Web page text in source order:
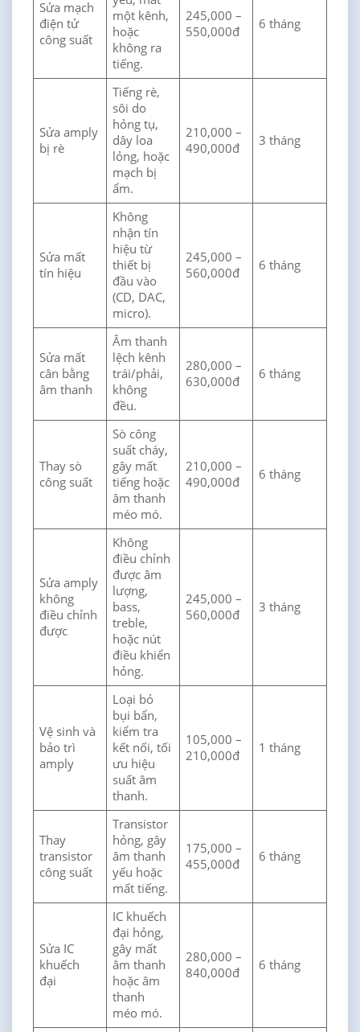
Sửa mạch
điện tử
công suất
một kênh,
hoặc
không ra
tiếng.
245,000 –
550,000đ
6 tháng
Sửa amply
bị rè
Tiếng rè,
sôi do
hỏng tụ,
dây loa
lỏng, hoặc
mạch bị
ẩm.
210,000 –
490,000đ
3 tháng
Sửa mất
tín hiệu
Không
nhận tín
hiệu từ
thiết bị
đầu vào
(CD, DAC,
micro).
245,000 –
560,000đ
6 tháng
Sửa mất
cân bằng
âm thanh
Âm thanh
lệch kênh
trái/phải,
không
đều.
280,000 –
630,000đ
6 tháng
Thay sò
công suất
Sò công
suất cháy,
gây mất
tiếng hoặc
âm thanh
méo mó.
210,000 –
490,000đ
6 tháng
Sửa amply
không
điều chỉnh
được
Không
điều chỉnh
được âm
lượng,
bass,
treble,
hoặc nút
điều khiển
hỏng.
245,000 –
560,000đ
3 tháng
Vệ sinh và
bảo trì
amply
Loại bỏ
bụi bẩn,
kiểm tra
kết nối, tối
ưu hiệu
suất âm
thanh.
105,000 –
210,000đ
1 tháng
Thay
transistor
công suất
Transistor
hỏng, gây
âm thanh
yếu hoặc
mất tiếng.
175,000 –
455,000đ
6 tháng
Sửa IC
khuếch
đại
IC khuếch
đại hỏng,
gây mất
âm thanh
hoặc âm
thanh
méo mó.
280,000 –
840,000đ
6 tháng